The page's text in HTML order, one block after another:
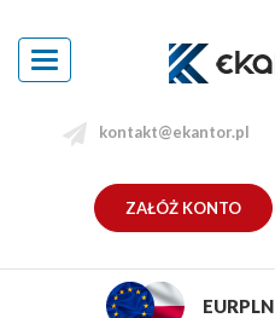
Toggle
navigation
kontakt@ekantor.pl
ZAŁÓŻ KONTO
EURPLN